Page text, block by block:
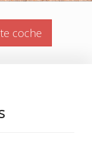
coche